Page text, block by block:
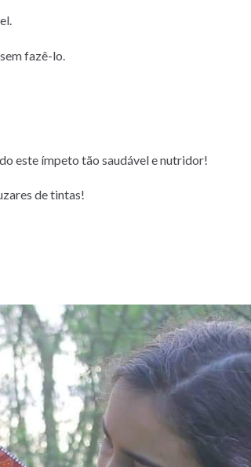
fazê-lo.
este ímpeto tão saudável e nutridor!
de tintas!